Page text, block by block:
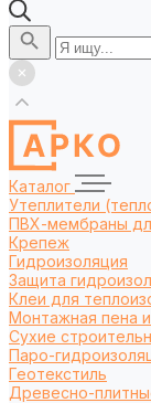
Каталог
Утеплители
ПВХ-мембраны
Крепеж
Гидроизоляция
Защита
Клеи для
Монтажная пена
Сухие
Паро-
Геотекстиль
Древесно-